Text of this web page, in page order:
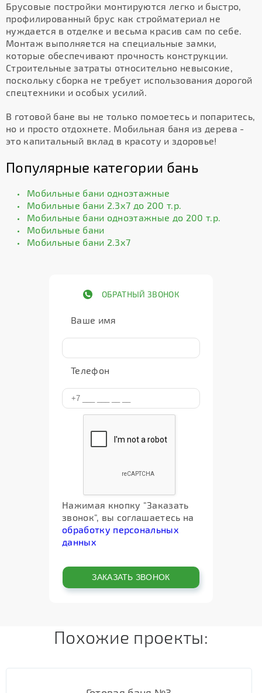
Брусовые постройки монтируются легко и быстро,
профилированный брус как стройматериал не
нуждается в отделке и весьма красив сам по себе.
Монтаж выполняется на специальные замки,
которые обеспечивают прочность конструкции.
Строительные затраты относительно невысокие,
поскольку сборка не требует использования дорогой
спецтехники и особых усилий.
В готовой бане вы не только помоетесь и попаритесь,
но и просто отдохнете. Мобильная баня из дерева -
это капитальный вклад в красоту и здоровье!
Популярные категории бань
Мобильные бани одноэтажные
Мобильные бани 2.3х7 до 200 т.р.
Мобильные бани одноэтажные до 200 т.р.
Мобильные бани
Мобильные бани 2.3х7
ОБРАТНЫЙ ЗВОНОК
Ваше имя
Телефон
Нажимая кнопку "Заказать
звонок", вы соглашаетесь на
обработку персональных
данных
Похожие проекты: